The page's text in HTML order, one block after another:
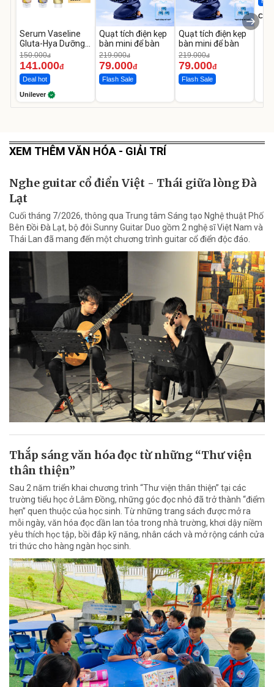
Serum Vaseline
Gluta-Hya Dưỡng
Da Sáng Mịn Sau 7
Ngày
150.000đ
141.000đ
Deal hot
Unilever
Quạt tích điện kẹp
bàn mini để bàn
219.000đ
79.000đ
Flash Sale
Quạt tích điện kẹp
bàn mini để bàn
219.000đ
79.000đ
Flash Sale
XEM THÊM VĂN HÓA - GIẢI TRÍ
Nghe guitar cổ điển Việt - Thái giữa lòng Đà
Lạt
Cuối tháng 7/2026, thông qua Trung tâm Sáng tạo Nghệ thuật Phố
Bên Đồi Đà Lạt, bộ đôi Sunny Guitar Duo gồm 2 nghệ sĩ Việt Nam và
Thái Lan đã mang đến một chương trình guitar cổ điển độc đáo.
Thắp sáng văn hóa đọc từ những “Thư viện
thân thiện”
Sau 2 năm triển khai chương trình “Thư viện thân thiện” tại các
trường tiểu học ở Lâm Đồng, những góc đọc nhỏ đã trở thành “điểm
hẹn” quen thuộc của học sinh. Từ những trang sách được mở ra
mỗi ngày, văn hóa đọc dần lan tỏa trong nhà trường, khơi dậy niềm
yêu thích học tập, bồi đắp kỹ năng, nhân cách và mở rộng cánh cửa
tri thức cho hàng ngàn học sinh.